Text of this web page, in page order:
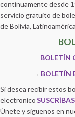
continuamente desde
servicio gratuito de
de Bolivia,
→ BOLETÍN
→ BOLETÍN
Si desea recibir estos
electronico
Únete y siguenos en